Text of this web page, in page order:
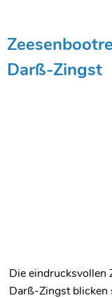
Darß-Zingst
Die eindrucksvollen
Darß-Zingst blicken